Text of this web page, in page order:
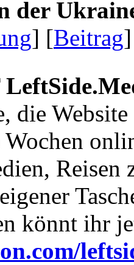
der
] [Beitrag
die Website
Reisen
könnt ihr